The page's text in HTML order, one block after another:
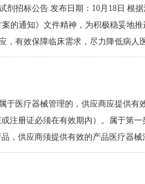
剂招标公告 发布日期：10月18日 根
的通知》文件精神，为积极稳妥地
，有效保障临床需求，尽力降低病人
于医疗器械管理的，供应商应提供有
注册证必须在有效期内）。属于第
，供应商须提供有效的产品医疗器